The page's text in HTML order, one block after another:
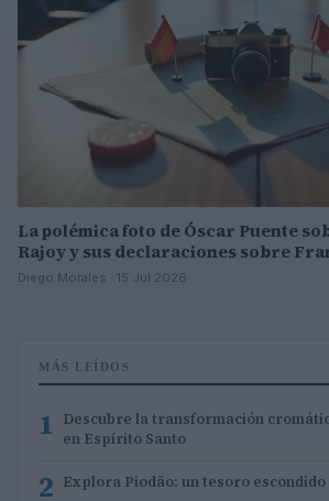
La polémica foto de Óscar Puente
Rajoy y sus declaraciones sobre
Diego Morales · 15 Jul 2026
MÁS LEÍDOS
1 Descubre la transformación
en Espírito Santo
2 Explora Piodão: un tesoro